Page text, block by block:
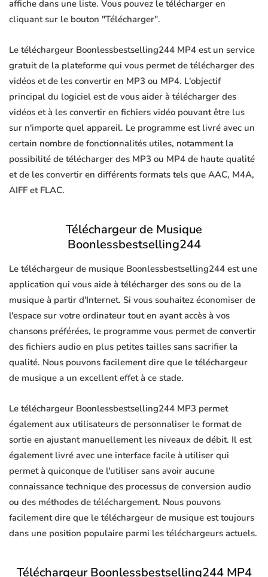
affiche dans une liste. Vous pouvez le télécharger en
cliquant sur le bouton "Télécharger".
Le téléchargeur Boonlessbestselling244 MP4 est un service
gratuit de la plateforme qui vous permet de télécharger des
vidéos et de les convertir en MP3 ou MP4. L'objectif
principal du logiciel est de vous aider à télécharger des
vidéos et à les convertir en fichiers vidéo pouvant être lus
sur n'importe quel appareil. Le programme est livré avec un
certain nombre de fonctionnalités utiles, notamment la
possibilité de télécharger des MP3 ou MP4 de haute qualité
et de les convertir en différents formats tels que AAC, M4A,
AIFF et FLAC.
Téléchargeur de Musique
Boonlessbestselling244
Le téléchargeur de musique Boonlessbestselling244 est une
application qui vous aide à télécharger des sons ou de la
musique à partir d'Internet. Si vous souhaitez économiser de
l'espace sur votre ordinateur tout en ayant accès à vos
chansons préférées, le programme vous permet de convertir
des fichiers audio en plus petites tailles sans sacrifier la
qualité. Nous pouvons facilement dire que le téléchargeur
de musique a un excellent effet à ce stade.
Le téléchargeur Boonlessbestselling244 MP3 permet
également aux utilisateurs de personnaliser le format de
sortie en ajustant manuellement les niveaux de débit. Il est
également livré avec une interface facile à utiliser qui
permet à quiconque de l'utiliser sans avoir aucune
connaissance technique des processus de conversion audio
ou des méthodes de téléchargement. Nous pouvons
facilement dire que le téléchargeur de musique est toujours
dans une position populaire parmi les téléchargeurs actuels.
Téléchargeur Boonlessbestselling244 MP4